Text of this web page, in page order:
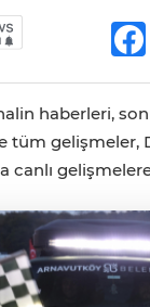
haberleri,
tüm gelişmeler,
canlı